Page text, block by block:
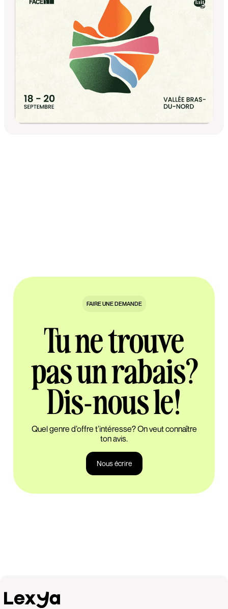
FAIRE UNE DEMANDE
Tu ne trouve
pas un rabais?
Dis-nous le!
Quel genre d’offre t’intéresse? On veut connaître
ton avis.
Nous écrire